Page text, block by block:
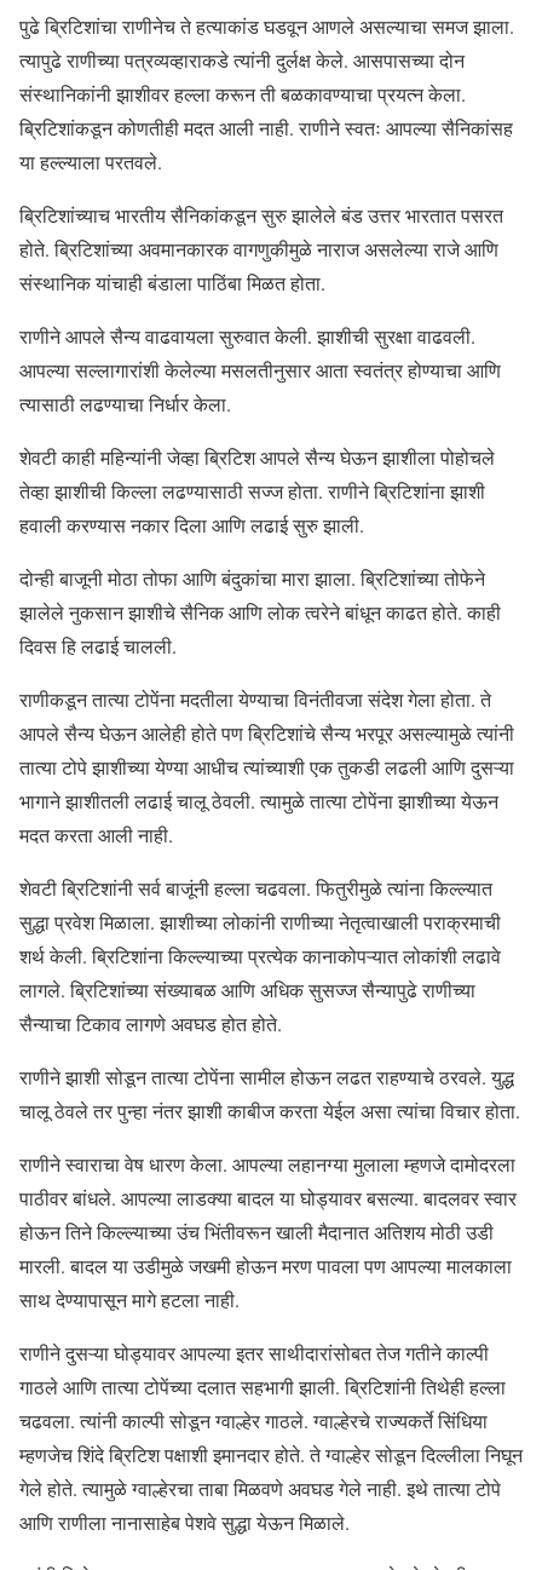
पुढे ब्रिटिशांचा राणीनेच ते हत्याकांड घडवून आणले असल्याचा समज झाला.
त्यापुढे राणीच्या पत्रव्यव्हाराकडे त्यांनी दुर्लक्ष केले. आसपासच्या दोन
संस्थानिकांनी झाशीवर हल्ला करून ती बळकावण्याचा प्रयत्न केला.
ब्रिटिशांकडून कोणतीही मदत आली नाही. राणीने स्वतः आपल्या सैनिकांसह
या हल्ल्याला परतवले.
ब्रिटिशांच्याच भारतीय सैनिकांकडून सुरु झालेले बंड उत्तर भारतात पसरत
होते. ब्रिटिशांच्या अवमानकारक वागणुकीमुळे नाराज असलेल्या राजे आणि
संस्थानिक यांचाही बंडाला पाठिंबा मिळत होता.
राणीने आपले सैन्य वाढवायला सुरुवात केली. झाशीची सुरक्षा वाढवली.
आपल्या सल्लागारांशी केलेल्या मसलतीनुसार आता स्वतंत्र होण्याचा आणि
त्यासाठी लढण्याचा निर्धार केला.
शेवटी काही महिन्यांनी जेव्हा ब्रिटिश आपले सैन्य घेऊन झाशीला पोहोचले
तेव्हा झाशीची किल्ला लढण्यासाठी सज्ज होता. राणीने ब्रिटिशांना झाशी
हवाली करण्यास नकार दिला आणि लढाई सुरु झाली.
दोन्ही बाजूनी मोठा तोफा आणि बंदुकांचा मारा झाला. ब्रिटिशांच्या तोफेने
झालेले नुकसान झाशीचे सैनिक आणि लोक त्वरेने बांधून काढत होते. काही
दिवस हि लढाई चालली.
राणीकडून तात्या टोपेंना मदतीला येण्याचा विनंतीवजा संदेश गेला होता. ते
आपले सैन्य घेऊन आलेही होते पण ब्रिटिशांचे सैन्य भरपूर असल्यामुळे त्यांनी
तात्या टोपे झाशीच्या येण्या आधीच त्यांच्याशी एक तुकडी लढली आणि दुसऱ्या
भागाने झाशीतली लढाई चालू ठेवली. त्यामुळे तात्या टोपेंना झाशीच्या येऊन
मदत करता आली नाही.
शेवटी ब्रिटिशांनी सर्व बाजूंनी हल्ला चढवला. फितुरीमुळे त्यांना किल्ल्यात
सुद्धा प्रवेश मिळाला. झाशीच्या लोकांनी राणीच्या नेतृत्वाखाली पराक्रमाची
शर्थ केली. ब्रिटिशांना किल्ल्याच्या प्रत्येक कानाकोपऱ्यात लोकांशी लढावे
लागले. ब्रिटिशांच्या संख्याबळ आणि अधिक सुसज्ज सैन्यापुढे राणीच्या
सैन्याचा टिकाव लागणे अवघड होत होते.
राणीने झाशी सोडून तात्या टोपेंना सामील होऊन लढत राहण्याचे ठरवले. युद्ध
चालू ठेवले तर पुन्हा नंतर झाशी काबीज करता येईल असा त्यांचा विचार होता.
राणीने स्वाराचा वेष धारण केला. आपल्या लहानग्या मुलाला म्हणजे दामोदरला
पाठीवर बांधले. आपल्या लाडक्या बादल या घोड्यावर बसल्या. बादलवर स्वार
होऊन तिने किल्ल्याच्या उंच भिंतीवरून खाली मैदानात अतिशय मोठी उडी
मारली. बादल या उडीमुळे जखमी होऊन मरण पावला पण आपल्या मालकाला
साथ देण्यापासून मागे हटला नाही.
राणीने दुसऱ्या घोड्यावर आपल्या इतर साथीदारांसोबत तेज गतीने काल्पी
गाठले आणि तात्या टोपेंच्या दलात सहभागी झाली. ब्रिटिशांनी तिथेही हल्ला
चढवला. त्यांनी काल्पी सोडून ग्वाल्हेर गाठले. ग्वाल्हेरचे राज्यकर्ते सिंधिया
म्हणजेच शिंदे ब्रिटिश पक्षाशी इमानदार होते. ते ग्वाल्हेर सोडून दिल्लीला निघून
गेले होते. त्यामुळे ग्वाल्हेरचा ताबा मिळवणे अवघड गेले नाही. इथे तात्या टोपे
आणि राणीला नानासाहेब पेशवे सुद्धा येऊन मिळाले.